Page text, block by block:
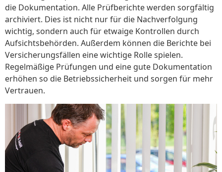
die Dokumentation. Alle Prüfberichte werden sorgfältig
archiviert. Dies ist nicht nur für die Nachverfolgung
wichtig, sondern auch für etwaige Kontrollen durch
Aufsichtsbehörden. Außerdem können die Berichte bei
Versicherungsfällen eine wichtige Rolle spielen.
Regelmäßige Prüfungen und eine gute Dokumentation
erhöhen so die Betriebssicherheit und sorgen für mehr
Vertrauen.